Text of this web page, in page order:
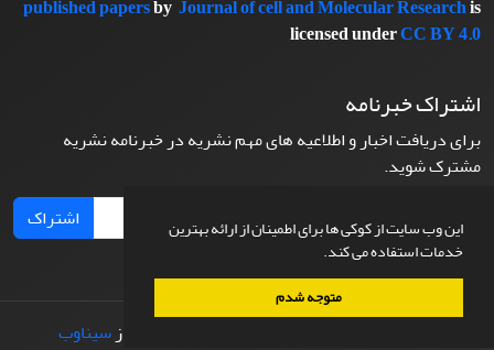
این وب سایت از کوکی ها برای اطمینان از ارائه بهترین
خدمات استفاده می کند.
متوجه شدم
published papersby Journal of cell and Molecular Researchis
licensed underCC BY 4.0
اشتراک خبرنامه
برای دریافت اخبار و اطلاعیه های مهم نشریه در خبرنامه نشریه
مشترک شوید.
اشتراک
طراحی و پیاده سازی ازسیناوب